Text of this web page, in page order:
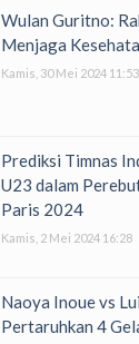
Wulan Guritno:
Menjaga
Kamis, 30 Mei 2024 11:53
Prediksi Timnas
U23 dalam
Paris 2024
Kamis, 2 Mei 2024 16:28
Naoya Inoue vs
Pertaruhkan 4